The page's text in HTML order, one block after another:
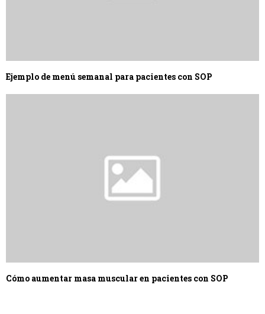
Ejemplo de menú semanal para pacientes con SOP
Cómo aumentar masa muscular en pacientes con SOP